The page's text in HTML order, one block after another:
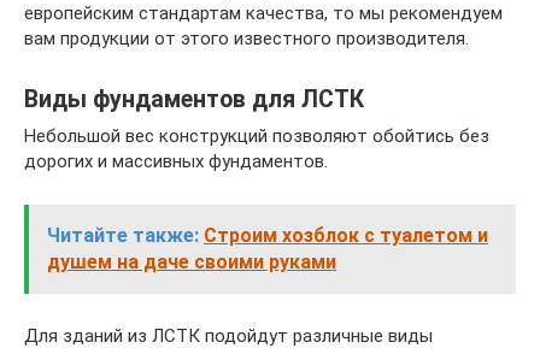
европейским стандартам качества, то мы рекомендуем
вам продукции от этого известного производителя.
Виды фундаментов для ЛСТК
Небольшой вес конструкций позволяют обойтись без
дорогих и массивных фундаментов.
Читайте также: Строим хозблок с туалетом и
душем на даче своими руками
Для зданий из ЛСТК подойдут различные виды